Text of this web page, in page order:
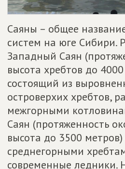
Саяны – общее
систем на юге Сибири.
Западный Саян
высота хребтов до
состоящий из
островерхих хребтов,
межгорными
Саян (протяженность
высота до 3500
среднегорными
современные ледники.